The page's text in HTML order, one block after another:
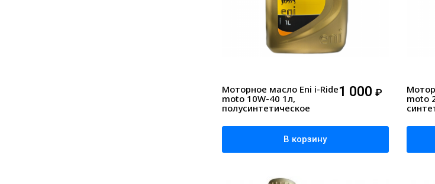
Моторное масло Eni i-Ride
moto 10W-40 1л,
полусинтетическое
1 000 ₽
В корзину
moto